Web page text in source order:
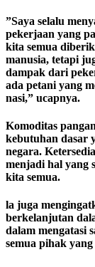
”Saya selalu
pekerjaan yang
kita semua
manusia, tetapi
dampak dari
ada petani yang
nasi,” ucapnya.
Komoditas
kebutuhan dasar
negara.
menjadi hal yang
kita semua.
la juga
berkelanjutan
dalam mengatasi
semua pihak